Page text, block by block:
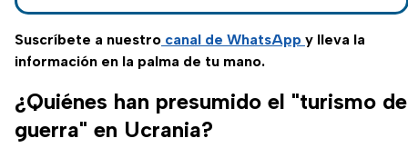
pidió un alto al fuego.
Suscríbete a nuestro canal de WhatsApp y lleva la
información en la palma de tu mano.
¿Quiénes han presumido el "turismo de
guerra" en Ucrania?